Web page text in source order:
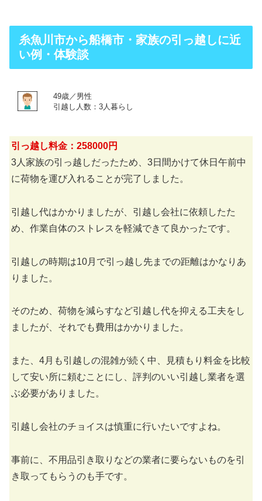
糸魚川市から船橋市・家族の引っ越しに近
い例・体験談
49歳／男性
引越し人数：3人暮らし
引っ越し料金：258000円
3人家族の引っ越しだったため、3日間かけて休日午前中
に荷物を運び入れることが完了しました。
引越し代はかかりましたが、引越し会社に依頼したた
め、作業自体のストレスを軽減できて良かったです。
引越しの時期は10月で引っ越し先までの距離はかなりあ
りました。
そのため、荷物を減らすなど引越し代を抑える工夫をし
ましたが、それでも費用はかかりました。
また、4月も引越しの混雑が続く中、見積もり料金を比較
して安い所に頼むことにし、評判のいい引越し業者を選
ぶ必要がありました。
引越し会社のチョイスは慎重に行いたいですよね。
事前に、不用品引き取りなどの業者に要らないものを引
き取ってもらうのも手です。